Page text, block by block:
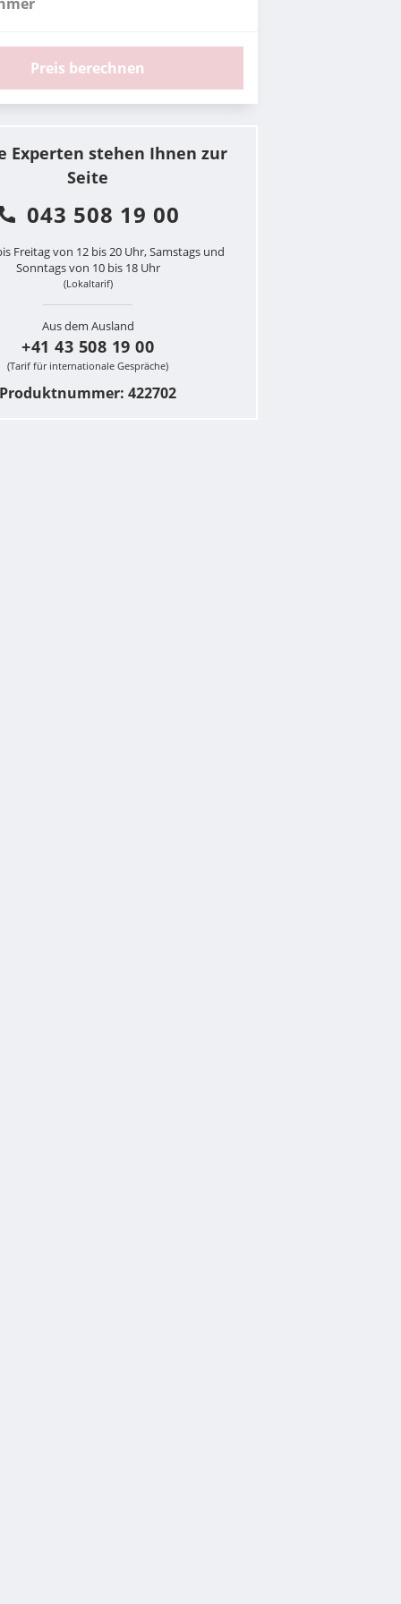
Preis berechnen
Experten stehen Ihnen zur
Seite
043 508 19 00
Freitag von 12 bis 20 Uhr, Samstags und
Sonntags von 10 bis 18 Uhr
(Lokaltarif)
Aus dem Ausland
+41 43 508 19 00
(Tarif für internationale Gespräche)
Produktnummer: 422702